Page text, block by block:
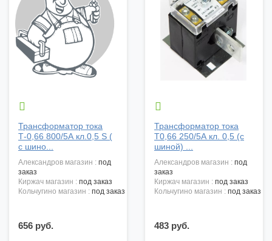

Трансформатор тока
Т-0,66 800/5А кл.0,5 S (
с шино...
александров магазин : под
заказ
киржач магазин : под заказ
кольчугино магазин : под заказ
656 руб.

Трансформатор тока
Т0,66 250/5А кл. 0,5 (с
шиной) ...
александров магазин : под
заказ
киржач магазин : под заказ
кольчугино магазин : под заказ
483 руб.